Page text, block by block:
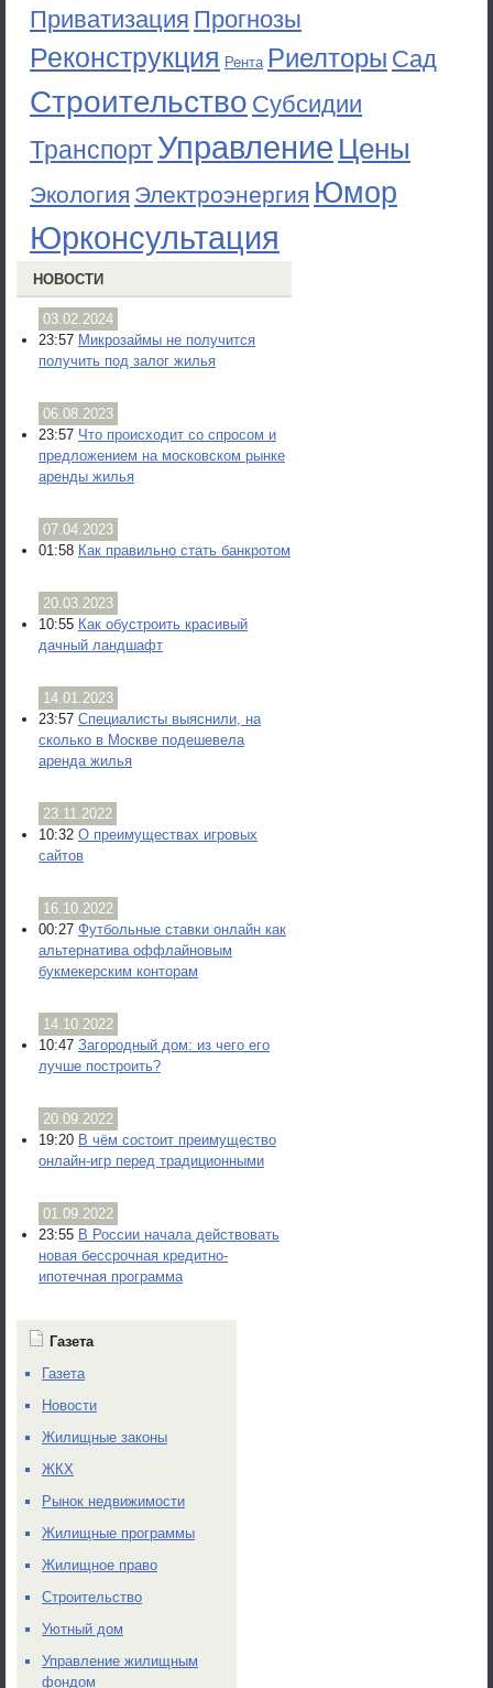
Приватизация Прогнозы
Реконструкция Рента Риелторы Сад
Строительство Субсидии
ТранспортУправление Цены
Экология Электроэнергия Юмор
Юрконсультация
НОВОСТИ
03.02.2024
23:57 Микрозаймы не получится
получить под залог жилья
06.08.2023
23:57 Что происходит со спросом и
предложением на московском рынке
аренды жилья
07.04.2023
01:58 Как правильно стать банкротом
20.03.2023
10:55 Как обустроить красивый
дачный ландшафт
14.01.2023
23:57 Специалисты выяснили, на
сколько в Москве подешевела
аренда жилья
23.11.2022
10:32 О преимуществах игровых
сайтов
16.10.2022
00:27 Футбольные ставки онлайн как
альтернатива оффлайновым
букмекерским конторам
14.10.2022
10:47 Загородный дом: из чего его
лучше построить?
20.09.2022
19:20 В чём состоит преимущество
онлайн-игр перед традиционными
01.09.2022
23:55 В России начала действовать
новая бессрочная кредитно-
ипотечная программа
Газета
Газета
Новости
Жилищные законы
ЖКХ
Рынок недвижимости
Жилищные программы
Жилищное право
Строительство
Уютный дом
Управление жилищным
фондом